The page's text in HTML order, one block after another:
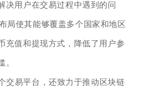
决用户在交易过程中遇到的问
局使其能够覆盖多个国家和地区
充值和提现方式，降低了用户参
。
交易平台，还致力于推动区块链